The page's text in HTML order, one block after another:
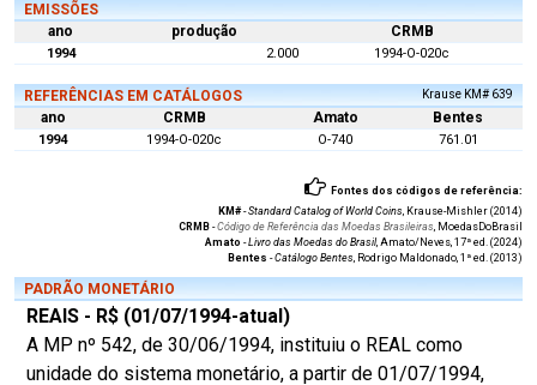
EMISSÕES
ano
produção CRMB
1994 2.000 1994-O-020c
REFERÊNCIAS EM CATÁLOGOS Krause KM# 639
ano CRMB Amato Bentes
1994 1994-O-020c O-740 761.01
Fontes dos códigos de referência:
KM#-Standard Catalog of World Coins, Krause-Mishler (2014)
CRMB -Código de Referência das Moedas Brasileiras, MoedasDoBrasil
Amato -Livro das Moedas do Brasil, Amato/Neves, 17ª ed. (2024)
Bentes -Catálogo Bentes, Rodrigo Maldonado, 1ª ed. (2013)
PADRÃO MONETÁRIO
REAIS - R$ (01/07/1994-atual)
A MP nº 542, de 30/06/1994, instituiu o REAL como
unidade do sistema monetário, a partir de 01/07/1994,